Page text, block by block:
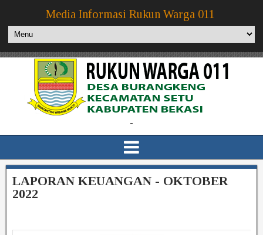
Media Informasi Rukun Warga 011
-
LAPORAN KEUANGAN - OKTOBER
2022